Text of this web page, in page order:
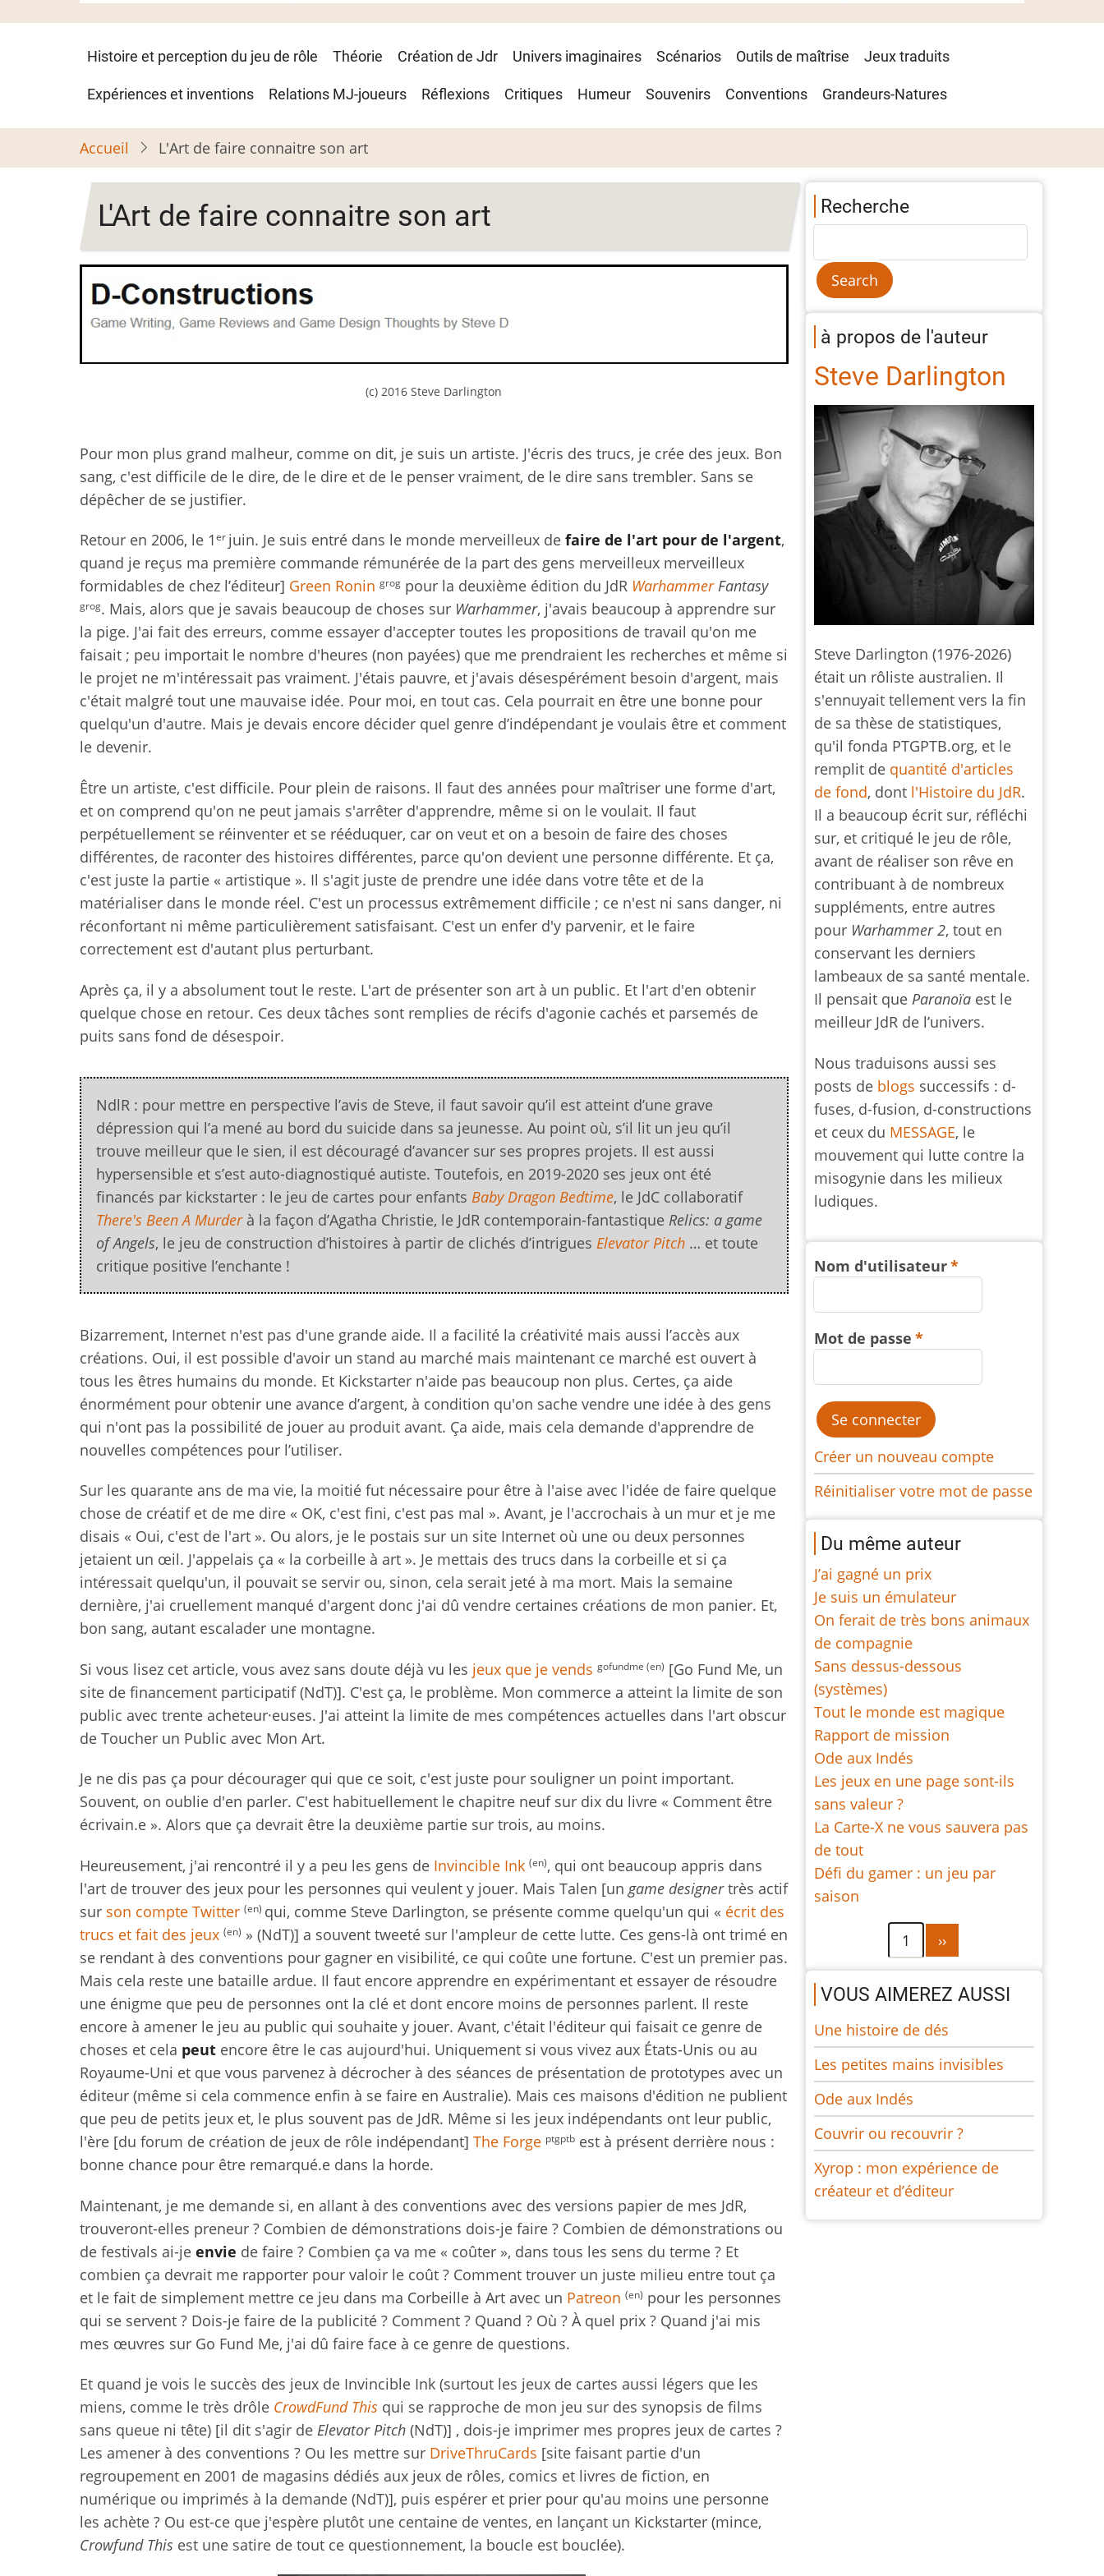
Navigation
principale
Histoire et perception du jeu de rôle Théorie Création de Jdr Univers imaginaires Scénarios Outils de maîtrise Jeux traduits
Expériences et inventions Relations MJ-joueurs Réflexions Critiques Humeur Souvenirs Conventions Grandeurs-Natures
Accueil L'Art de faire connaitre son art
L'Art de faire connaitre son art
(c) 2016 Steve Darlington
Pour mon plus grand malheur, comme on dit, je suis un artiste. J'écris des trucs, je crée des jeux. Bon
sang, c'est difficile de le dire, de le dire et de le penser vraiment, de le dire sans trembler. Sans se
dépêcher de se justifier.
Retour en 2006, le 1er juin. Je suis entré dans le monde merveilleux de faire de l'art pour de l'argent,
quand je reçus ma première commande rémunérée de la part des gens merveilleux merveilleux
formidables de chez l’éditeur] Green Ronin grog pour la deuxième édition du JdR WarhammerFantasy
grog. Mais, alors que je savais beaucoup de choses sur Warhammer, j'avais beaucoup à apprendre sur
la pige. J'ai fait des erreurs, comme essayer d'accepter toutes les propositions de travail qu'on me
faisait ; peu importait le nombre d'heures (non payées) que me prendraient les recherches et même si
le projet ne m'intéressait pas vraiment. J'étais pauvre, et j'avais désespérément besoin d'argent, mais
c'était malgré tout une mauvaise idée. Pour moi, en tout cas. Cela pourrait en être une bonne pour
quelqu'un d'autre. Mais je devais encore décider quel genre d’indépendant je voulais être et comment
le devenir.
Être un artiste, c'est difficile. Pour plein de raisons. Il faut des années pour maîtriser une forme d'art,
et on comprend qu'on ne peut jamais s'arrêter d'apprendre, même si on le voulait. Il faut
perpétuellement se réinventer et se rééduquer, car on veut et on a besoin de faire des choses
différentes, de raconter des histoires différentes, parce qu'on devient une personne différente. Et ça,
c'est juste la partie « artistique ». Il s'agit juste de prendre une idée dans votre tête et de la
matérialiser dans le monde réel. C'est un processus extrêmement difficile ; ce n'est ni sans danger, ni
réconfortant ni même particulièrement satisfaisant. C'est un enfer d'y parvenir, et le faire
correctement est d'autant plus perturbant.
Après ça, il y a absolument tout le reste. L'art de présenter son art à un public. Et l'art d'en obtenir
quelque chose en retour. Ces deux tâches sont remplies de récifs d'agonie cachés et parsemés de
puits sans fond de désespoir.
NdlR : pour mettre en perspective l’avis de Steve, il faut savoir qu’il est atteint d’une grave
dépression qui l’a mené au bord du suicide dans sa jeunesse. Au point où, s’il lit un jeu qu’il
trouve meilleur que le sien, il est découragé d’avancer sur ses propres projets. Il est aussi
hypersensible et s’est auto-diagnostiqué autiste. Toutefois, en 2019-2020 ses jeux ont été
financés par kickstarter : le jeu de cartes pour enfants Baby Dragon Bedtime, le JdC collaboratif
There's Been A Murderà la façon d’Agatha Christie, le JdR contemporain-fantastique Relics: a game
of Angels, le jeu de construction d’histoires à partir de clichés d’intrigues Elevator Pitch … et toute
critique positive l’enchante !
Bizarrement, Internet n'est pas d'une grande aide. Il a facilité la créativité mais aussi l’accès aux
créations. Oui, il est possible d'avoir un stand au marché mais maintenant ce marché est ouvert à
tous les êtres humains du monde. Et Kickstarter n'aide pas beaucoup non plus. Certes, ça aide
énormément pour obtenir une avance d’argent, à condition qu'on sache vendre une idée à des gens
qui n'ont pas la possibilité de jouer au produit avant. Ça aide, mais cela demande d'apprendre de
nouvelles compétences pour l’utiliser.
Sur les quarante ans de ma vie, la moitié fut nécessaire pour être à l'aise avec l'idée de faire quelque
chose de créatif et de me dire « OK, c'est fini, c'est pas mal ». Avant, je l'accrochais à un mur et je me
disais « Oui, c'est de l'art ». Ou alors, je le postais sur un site Internet où une ou deux personnes
jetaient un œil. J'appelais ça « la corbeille à art ». Je mettais des trucs dans la corbeille et si ça
intéressait quelqu'un, il pouvait se servir ou, sinon, cela serait jeté à ma mort. Mais la semaine
dernière, j'ai cruellement manqué d'argent donc j'ai dû vendre certaines créations de mon panier. Et,
bon sang, autant escalader une montagne.
Si vous lisez cet article, vous avez sans doute déjà vu les jeux que je vends gofundme (en) [Go Fund Me, un
site de financement participatif (NdT)]. C'est ça, le problème. Mon commerce a atteint la limite de son
public avec trente acheteur·euses. J'ai atteint la limite de mes compétences actuelles dans l'art obscur
de Toucher un Public avec Mon Art.
Je ne dis pas ça pour décourager qui que ce soit, c'est juste pour souligner un point important.
Souvent, on oublie d'en parler. C'est habituellement le chapitre neuf sur dix du livre « Comment être
écrivain.e ». Alors que ça devrait être la deuxième partie sur trois, au moins.
Heureusement, j'ai rencontré il y a peu les gens de Invincible Ink (en), qui ont beaucoup appris dans
l'art de trouver des jeux pour les personnes qui veulent y jouer. Mais Talen [ungame designertrès actif
sur son compte Twitter (en) qui, comme Steve Darlington, se présente comme quelqu'un qui « écrit des
trucs et fait des jeux (en) » (NdT)] a souvent tweeté sur l'ampleur de cette lutte. Ces gens-là ont trimé en
se rendant à des conventions pour gagner en visibilité, ce qui coûte une fortune. C'est un premier pas.
Mais cela reste une bataille ardue. Il faut encore apprendre en expérimentant et essayer de résoudre
une énigme que peu de personnes ont la clé et dont encore moins de personnes parlent. Il reste
encore à amener le jeu au public qui souhaite y jouer. Avant, c'était l'éditeur qui faisait ce genre de
choses et cela peut encore être le cas aujourd'hui. Uniquement si vous vivez aux États-Unis ou au
Royaume-Uni et que vous parvenez à décrocher à des séances de présentation de prototypes avec un
éditeur (même si cela commence enfin à se faire en Australie). Mais ces maisons d'édition ne publient
que peu de petits jeux et, le plus souvent pas de JdR. Même si les jeux indépendants ont leur public,
l'ère [du forum de création de jeux de rôle indépendant] The Forge ptgptb est à présent derrière nous :
bonne chance pour être remarqué.e dans la horde.
Maintenant, je me demande si, en allant à des conventions avec des versions papier de mes JdR,
trouveront-elles preneur ? Combien de démonstrations dois-je faire ? Combien de démonstrations ou
de festivals ai-je envie de faire ? Combien ça va me « coûter », dans tous les sens du terme ? Et
combien ça devrait me rapporter pour valoir le coût ? Comment trouver un juste milieu entre tout ça
et le fait de simplement mettre ce jeu dans ma Corbeille à Art avec un Patreon (en) pour les personnes
qui se servent ? Dois-je faire de la publicité ? Comment ? Quand ? Où ? À quel prix ? Quand j'ai mis
mes œuvres sur Go Fund Me, j'ai dû faire face à ce genre de questions.
Et quand je vois le succès des jeux de Invincible Ink (surtout les jeux de cartes aussi légers que les
miens, comme le très drôle CrowdFund This qui se rapproche de mon jeu sur des synopsis de films
sans queue ni tête) [il dit s'agir de Elevator Pitch (NdT)] , dois-je imprimer mes propres jeux de cartes ?
Les amener à des conventions ? Ou les mettre sur DriveThruCards [site faisant partie d'un
regroupement en 2001 de magasins dédiés aux jeux de rôles, comics et livres de fiction, en
numérique ou imprimés à la demande (NdT)], puis espérer et prier pour qu'au moins une personne
les achète ? Ou est-ce que j'espère plutôt une centaine de ventes, en lançant un Kickstarter (mince,
Crowfund This est une satire de tout ce questionnement, la boucle est bouclée).
Recherche
à propos de l'auteur
Steve Darlington
Steve Darlington (1976-2026)
était un rôliste australien. Il
s'ennuyait tellement vers la fin
de sa thèse de statistiques,
qu'il fonda PTGPTB.org, et le
remplit de quantité d'articles
de fond, dont l'Histoire du JdR.
Il a beaucoup écrit sur, réfléchi
sur, et critiqué le jeu de rôle,
avant de réaliser son rêve en
contribuant à de nombreux
suppléments, entre autres
pour Warhammer 2, tout en
conservant les derniers
lambeaux de sa santé mentale.
Il pensait queParanoïa est le
meilleur JdR de l’univers.
Nous traduisons aussi ses
posts de blogs successifs : d-
fuses, d-fusion, d-constructions
et ceux du MESSAGE, le
mouvement qui lutte contre la
misogynie dans les milieux
ludiques.
Nom d'utilisateur
Mot de passe
Créer un nouveau compte
Réinitialiser votre mot de passe
Du même auteur
J’ai gagné un prix
Je suis un émulateur
On ferait de très bons animaux
de compagnie
Sans dessus-dessous
(systèmes)
Tout le monde est magique
Rapport de mission
Ode aux Indés
Les jeux en une page sont-ils
sans valeur ?
La Carte-X ne vous sauvera pas
de tout
Défi du gamer : un jeu par
saison
Pagination1
Page
suivante
››
VOUS AIMEREZ AUSSI
Une histoire de dés
Les petites mains invisibles
Ode aux Indés
Couvrir ou recouvrir ?
Xyrop : mon expérience de
créateur et d’éditeur